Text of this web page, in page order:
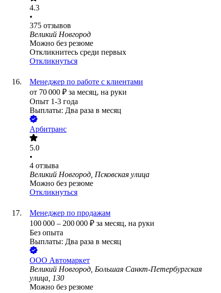
4.3
•
375 отзывов
Великий Новгород
Можно без резюме
Откликнитесь среди первых
Откликнуться
Менеджер по работе с клиентами
от 70 000 ₽ за месяц, на руки
Опыт 1-3 года
Выплаты: Два раза в месяц
Арбитранс
5.0
•
4 отзыва
Великий Новгород, Псковская улица
Можно без резюме
Откликнуться
Менеджер по продажам
100 000 – 200 000 ₽ за месяц, на руки
Без опыта
Выплаты: Два раза в месяц
ООО Автомаркет
Великий Новгород, Большая Санкт-Петербургская
улица, 130
Можно без резюме